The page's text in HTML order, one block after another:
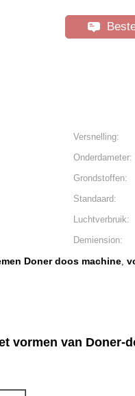
Versnelling:
Onderdameter:
Grondstoffen:
Standaard:
Luchtverbruik:
Demiension:
Doner doos machine,
vormen van Doner-